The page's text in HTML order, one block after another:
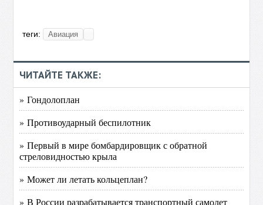
теги: Авиация
ЧИТАЙТЕ ТАКЖЕ:
» Гондолоплан
» Противоударный беспилотник
» Первый в мире бомбардировщик с обратной
стреловидностью крыла
» Может ли летать кольцеплан?
» В России разрабатывается транспортный самолет